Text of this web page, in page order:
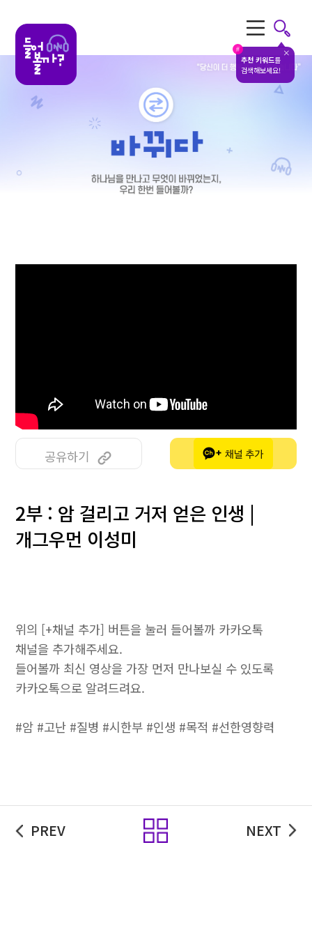
#
추천 키워드를
검색해보세요!
공유하기
2부 : 암 걸리고 거저 얻은 인생 |
개그우먼 이성미
위의 [+채널 추가] 버튼을 눌러 들어볼까 카카오톡
채널을 추가해주세요.
들어볼까 최신 영상을 가장 먼저 만나보실 수 있도록
카카오톡으로 알려드려요.
#암 #고난 #질병 #시한부 #인생 #목적 #선한영향력
PREV 목록 NEXT